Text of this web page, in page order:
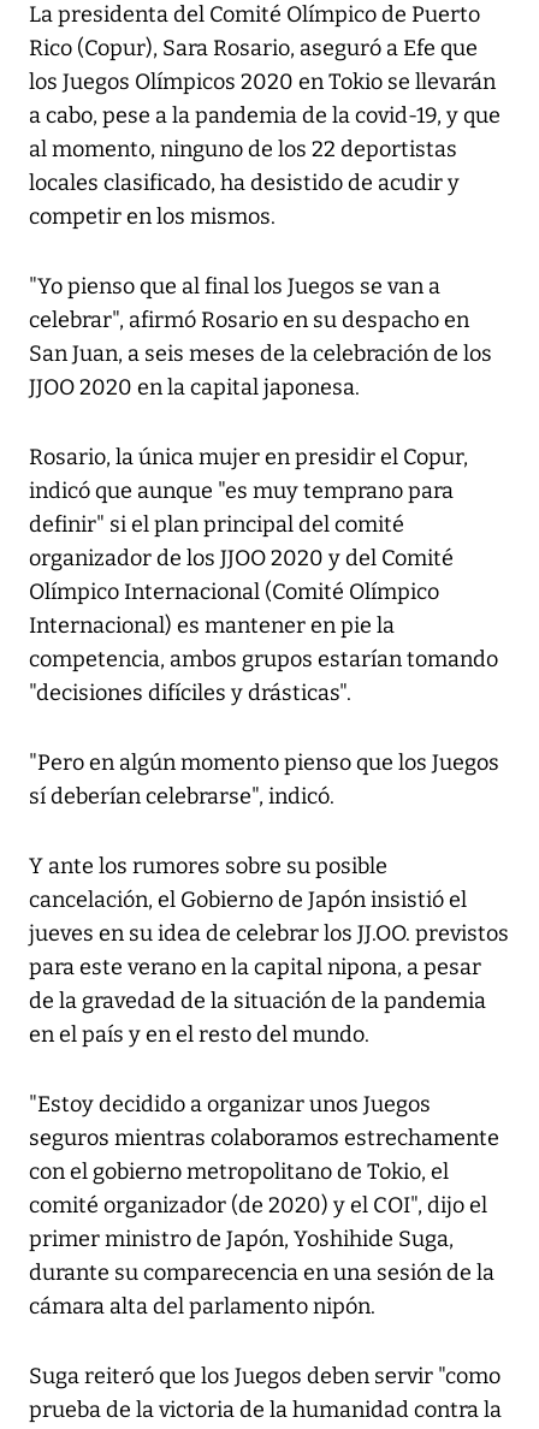
La presidenta del Comité Olímpico de Puerto
Rico (Copur), Sara Rosario, aseguró a Efe que
los Juegos Olímpicos 2020 en Tokio se llevarán
a cabo, pese a la pandemia de la covid-19, y que
al momento, ninguno de los 22 deportistas
locales clasificado, ha desistido de acudir y
competir en los mismos.
"Yo pienso que al final los Juegos se van a
celebrar", afirmó Rosario en su despacho en
San Juan, a seis meses de la celebración de los
JJOO 2020 en la capital japonesa.
Rosario, la única mujer en presidir el Copur,
indicó que aunque "es muy temprano para
definir" si el plan principal del comité
organizador de los JJOO 2020 y del Comité
Olímpico Internacional (Comité Olímpico
Internacional) es mantener en pie la
competencia, ambos grupos estarían tomando
"decisiones difíciles y drásticas".
"Pero en algún momento pienso que los Juegos
sí deberían celebrarse", indicó.
Y ante los rumores sobre su posible
cancelación, el Gobierno de Japón insistió el
jueves en su idea de celebrar los JJ.OO. previstos
para este verano en la capital nipona, a pesar
de la gravedad de la situación de la pandemia
en el país y en el resto del mundo.
"Estoy decidido a organizar unos Juegos
seguros mientras colaboramos estrechamente
con el gobierno metropolitano de Tokio, el
comité organizador (de 2020) y el COI", dijo el
primer ministro de Japón, Yoshihide Suga,
durante su comparecencia en una sesión de la
cámara alta del parlamento nipón.
Suga reiteró que los Juegos deben servir "como
prueba de la victoria de la humanidad contra la